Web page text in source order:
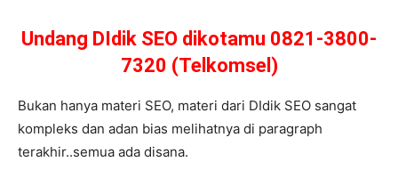
Undang DIdik SEO dikotamu 0821-3800-
7320 (Telkomsel)
Bukan hanya materi SEO, materi dari DIdik SEO sangat
kompleks dan adan bias melihatnya di paragraph
terakhir..semua ada disana.